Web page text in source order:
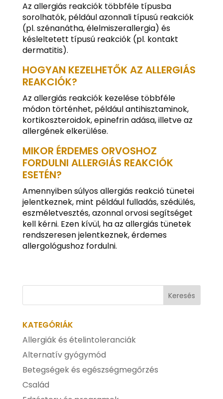
Az allergiás reakciók többféle típusba
sorolhatók, például azonnali típusú reakciók
(pl. szénanátha, élelmiszerallergia) és
késleltetett típusú reakciók (pl. kontakt
dermatitis).
HOGYAN KEZELHETŐK AZ ALLERGIÁS
REAKCIÓK?
Az allergiás reakciók kezelése többféle
módon történhet, például antihisztaminok,
kortikoszteroidok, epinefrin adása, illetve az
allergének elkerülése.
MIKOR ÉRDEMES ORVOSHOZ
FORDULNI ALLERGIÁS REAKCIÓK
ESETÉN?
Amennyiben súlyos allergiás reakció tünetei
jelentkeznek, mint például fulladás, szédülés,
eszméletvesztés, azonnal orvosi segítséget
kell kérni. Ezen kívül, ha az allergiás tünetek
rendszeresen jelentkeznek, érdemes
allergológushoz fordulni.
KATEGÓRIÁK
Allergiák és ételintoleranciák
Alternatív gyógymód
Betegségek és egészségmegőrzés
Család